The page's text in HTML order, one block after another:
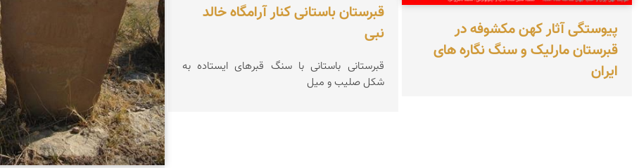
پیوستگی آثار کهن مکشوفه در
قبرستان مارلیک و سنگ نگاره های
ایران
قبرستان باستانی کنار آرامگاه خالد
نبی
قبرستانی باستانی با سنگ قبرهای ایستاده به
شکل صلیب و میل